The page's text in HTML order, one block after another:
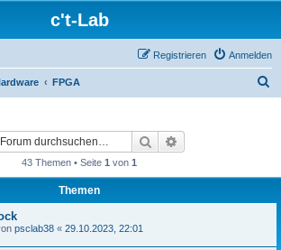
c't-Lab
Anmelden
Registrieren
FPGA
Suche
43 Themen • Seite 1 von 1
Themen
psclab38 « 29.10.2023, 22:01